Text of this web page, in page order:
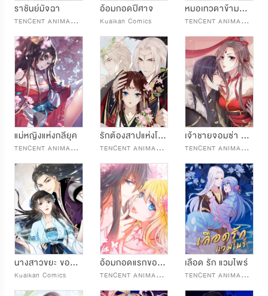
ราชันย์มัจฉา
T
ENCENT ANIMATION & COMICS
อ้อมกอดปีศาจ
Kuaikan Comics
หมอเทวดาข้ามฟ้ามายังจะบ้าอีก
T
ENCENT ANIMATION & COMICS
แม่หญิงแห่งกลียุค
T
ENCENT ANIMATION & COMICS
รักต้องสาปแห่งโหลวหลาน
T
ENCENT ANIMATION & COMICS
เจ้าชายจอมซ่า ขอข้าเอาคืน
T
ENCENT ANIMATION & COMICS
นางสาวขยะ ขอชำระแค้น
Kuaikan Comics
อ้อมกอดแรกของท่านอ๋อง
T
ENCENT ANIMATION & COMICS
เลือด รัก แวมไพร์
T
ENCENT ANIMATION & COMICS